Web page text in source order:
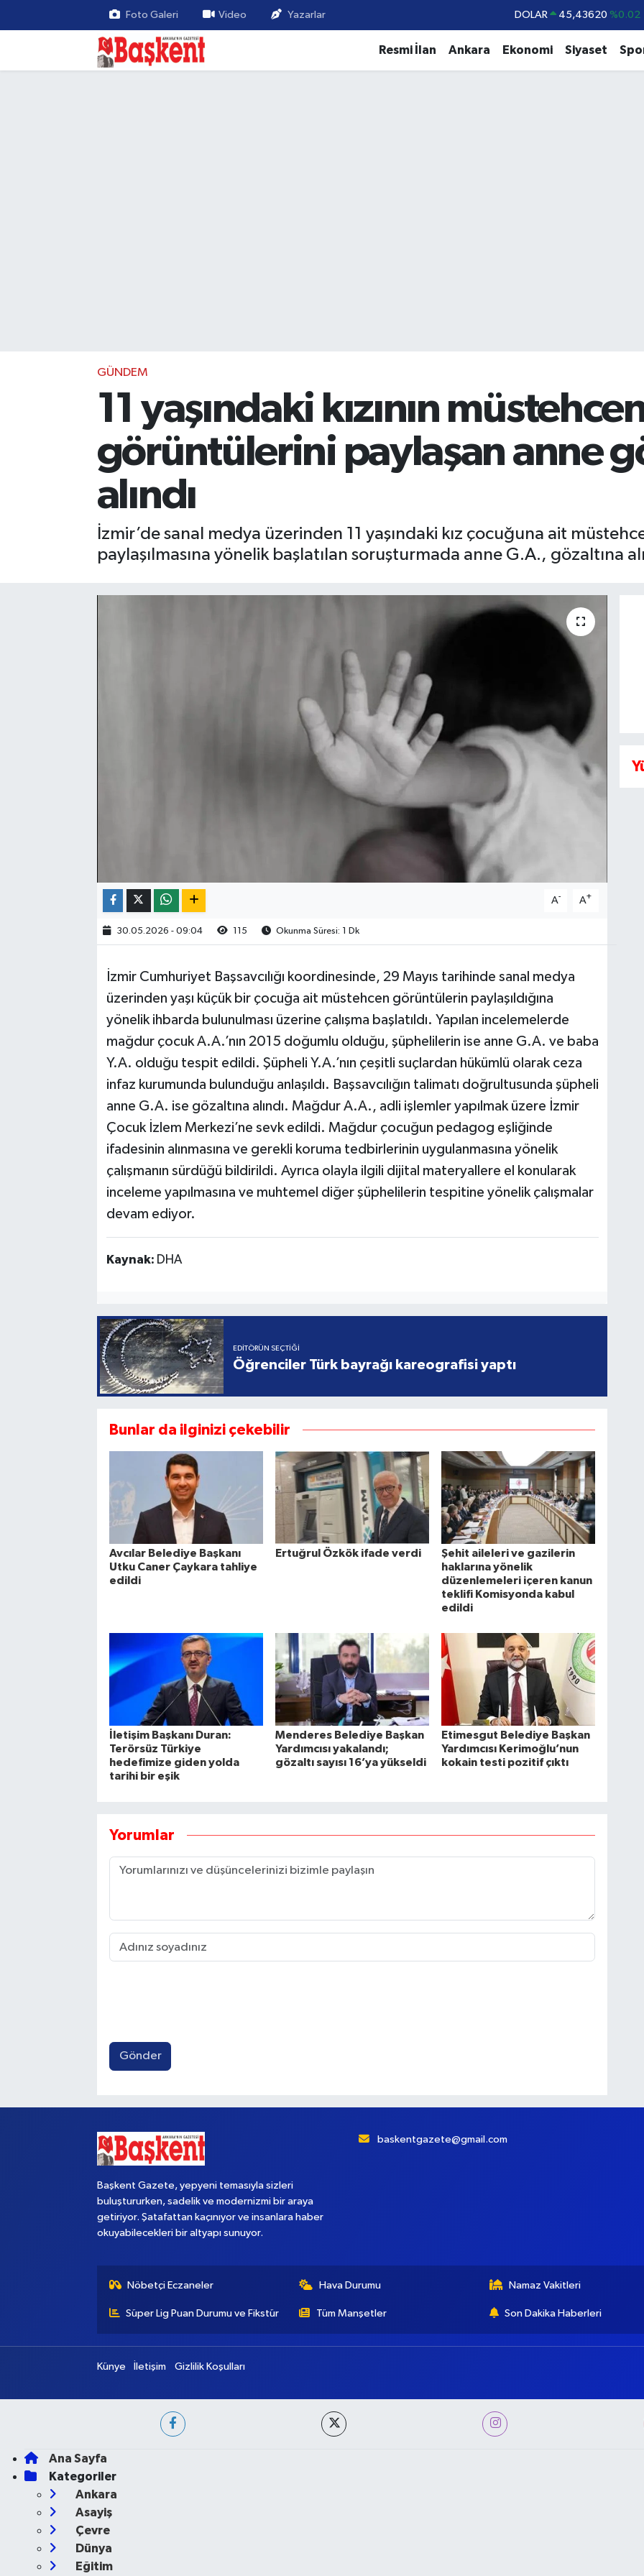
Foto Galeri Video Yazarlar DOLAR 45,43620 %0.02
Resmi İlan Ankara Ekonomi Siyaset
GÜNDEM
11 yaşındaki kızının
görüntülerini paylaşan anne
alındı
İzmir’de sanal medya üzerinden 11 yaşındaki kız çocuğuna ait
paylaşılmasına yönelik başlatılan soruşturmada anne G.A., gözaltına
A- A+
30.05.2026 - 09:04 115 Okunma Süresi: 1 Dk
İzmir Cumhuriyet Başsavcılığı koordinesinde, 29 Mayıs tarihinde sanal medya
üzerinden yaşı küçük bir çocuğa ait müstehcen görüntülerin paylaşıldığına
yönelik ihbarda bulunulması üzerine çalışma başlatıldı. Yapılan incelemelerde
mağdur çocuk A.A.’nın 2015 doğumlu olduğu, şüphelilerin ise anne G.A. ve baba
Y.A. olduğu tespit edildi. Şüpheli Y.A.’nın çeşitli suçlardan hükümlü olarak ceza
infaz kurumunda bulunduğu anlaşıldı. Başsavcılığın talimatı doğrultusunda şüpheli
anne G.A. ise gözaltına alındı. Mağdur A.A., adli işlemler yapılmak üzere İzmir
Çocuk İzlem Merkezi’ne sevk edildi. Mağdur çocuğun pedagog eşliğinde
ifadesinin alınmasına ve gerekli koruma tedbirlerinin uygulanmasına yönelik
çalışmanın sürdüğü bildirildi. Ayrıca olayla ilgili dijital materyallere el konularak
inceleme yapılmasına ve muhtemel diğer şüphelilerin tespitine yönelik çalışmalar
devam ediyor.
Kaynak: DHA
EDITÖRÜN SEÇTIĞI
Öğrenciler Türk bayrağı kareografisi yaptı
Bunlar da ilginizi çekebilir
Avcılar Belediye Başkanı
Utku Caner Çaykara tahliye
edildi
Ertuğrul Özkök ifade verdi
Şehit aileleri ve gazilerin
haklarına yönelik
düzenlemeleri içeren kanun
teklifi Komisyonda kabul
edildi
İletişim Başkanı Duran:
Terörsüz Türkiye
hedefimize giden yolda
tarihi bir eşik
Menderes Belediye Başkan
Yardımcısı yakalandı;
gözaltı sayısı 16’ya yükseldi
Etimesgut Belediye Başkan
Yardımcısı Kerimoğlu’nun
kokain testi pozitif çıktı
Yorumlar
Gönder
Başkent Gazete, yepyeni temasıyla sizleri
buluştururken, sadelik ve modernizmi bir araya
getiriyor. Şatafattan kaçınıyor ve insanlara haber
okuyabilecekleri bir altyapı sunuyor.
baskentgazete@gmail.com
Nöbetçi Eczaneler Hava Durumu Namaz Vakitleri
Süper Lig Puan Durumu ve Fikstür Tüm Manşetler Son Dakika Haberleri
Künye İletişim Gizlilik Koşulları
Ana Sayfa
Kategoriler
Ankara
Asayiş
Çevre
Dünya
Eğitim